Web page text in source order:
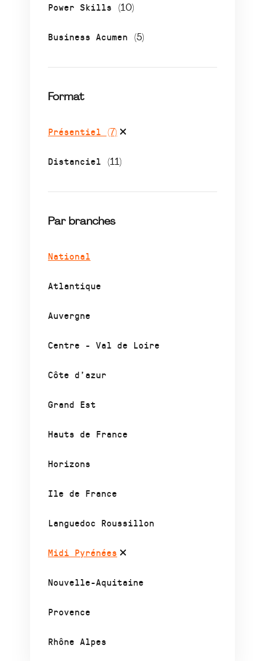
Power Skills (10)
Business Acumen (5)
Format
Présentiel (7)
Distanciel (11)
Par branches
National
Atlantique
Auvergne
Centre - Val de Loire
Côte d’azur
Grand Est
Hauts de France
Horizons
Ile de France
Languedoc Roussillon
Midi Pyrénées
Nouvelle-Aquitaine
Provence
Rhône Alpes